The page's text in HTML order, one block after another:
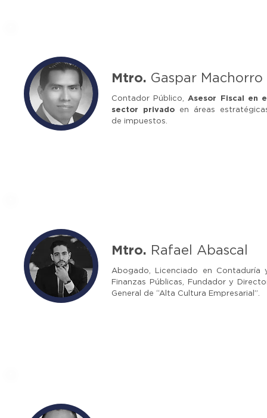
Mtro. Gaspar Machorro
Contador Público,Asesor Fiscal en
sector privado en áreas
de impuestos.
Mtro. Rafael Abascal
Abogado, Licenciado en Contaduría
Finanzas Públicas, Fundador y
General de “Alta Cultura Empresarial”.